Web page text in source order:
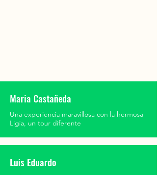
Maria Castañeda
Una experiencia maravillosa con la hermosa
Ligia, un tour diferente
Luis Eduardo